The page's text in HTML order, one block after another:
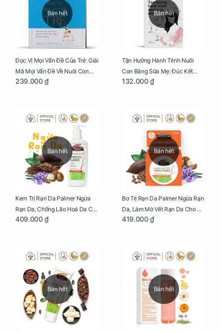
Bán hết
Đọc Vị Mọi Vấn Đề Của Trẻ: Giải
Mã Mọi Vấn Đề Về Nuôi Con
Nhỏ (Ăn, Ngủ, Kỷ Luật Hành Vi),
239.000 ₫
Bán hết
Tận Hưởng Hành Trình Nuôi
Con Bằng Sữa Mẹ: Đúc Kết
Những Kiến Thức Quý Báu Về
Mình Trong Hành Trình Nuôi
132.000 ₫
Bán hết
Kem Trị Rạn Da Palmer Ngừa
Rạn Da, Chống Lão Hoá Da Cho
Mẹ Bầu Chai 250ml
409.000 ₫
Bán hết
Bơ Trị Rạn Da Palmer Ngừa Rạn
Da, Làm Mờ Vết Rạn Da Cho Mẹ
Bầu Hũ 125g
419.000 ₫
Bán hết Bán hết